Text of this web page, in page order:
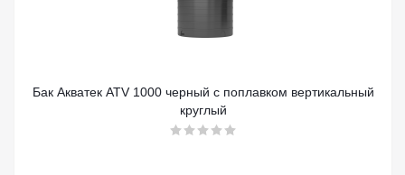
Бак Акватек ATV 1000 черный с поплавком вертикальный
круглый